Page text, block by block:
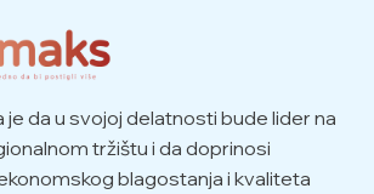
je da u svojoj delatnosti bude lider na
tržištu i da doprinosi
blagostanja i kvaliteta